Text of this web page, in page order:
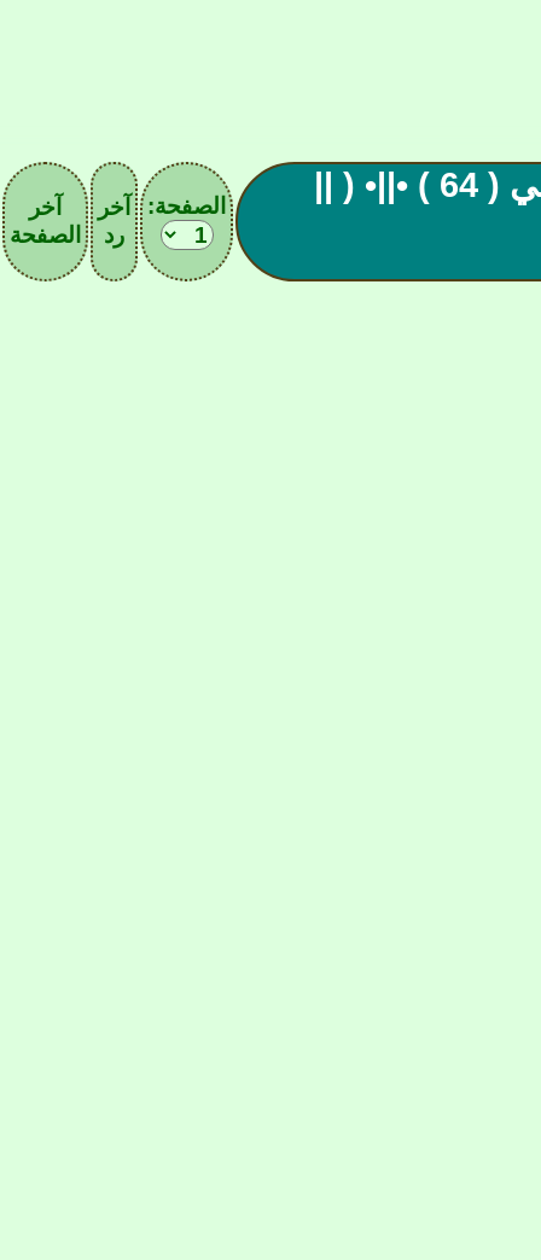
|• صادوووه الآسيوى العالمي ( 64 ) •||• ( ||
الصفحة:
آخر
رد
آخر
الصفحة